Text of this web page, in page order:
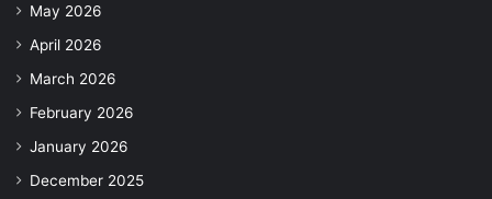
May 2026
April 2026
March 2026
February 2026
January 2026
December 2025